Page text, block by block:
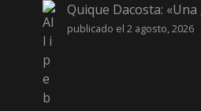
Quique Dacosta:
publicado el 2 agosto, 2026